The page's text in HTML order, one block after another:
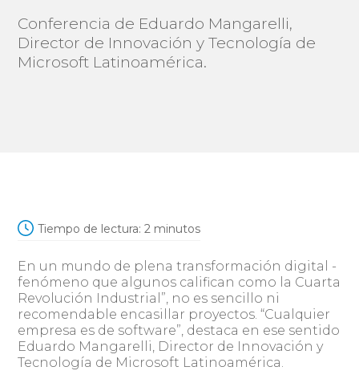
Conferencia de Eduardo Mangarelli,
Director de Innovación y Tecnología de
Microsoft Latinoamérica.
Tiempo de lectura: 2 minutos
En un mundo de plena transformación digital -
fenómeno que algunos califican como la Cuarta
Revolución Industrial”, no es sencillo ni
recomendable encasillar proyectos. “Cualquier
empresa es de software”, destaca en ese sentido
Eduardo Mangarelli, Director de Innovación y
Tecnología de Microsoft Latinoamérica.